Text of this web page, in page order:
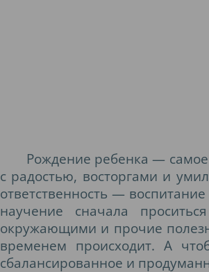
Рождение ребенка —
с радостью, восторгами и
ответственность —
научение сначала
окружающими и прочие
временем происходит. А
сбалансированное и